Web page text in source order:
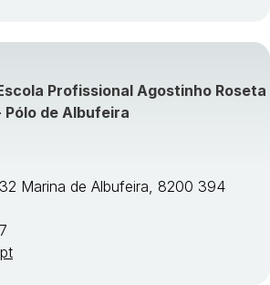
Profissional Agostinho Roseta
Pólo de Albufeira
Marina de Albufeira, 8200 394